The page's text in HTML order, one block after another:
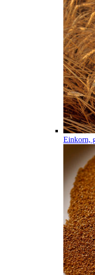
Einkorn,